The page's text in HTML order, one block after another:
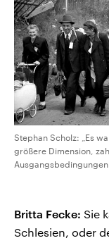
Stephan Scholz: „Es
größere Dimension,
Britta Fecke: Sie
Schlesien, oder